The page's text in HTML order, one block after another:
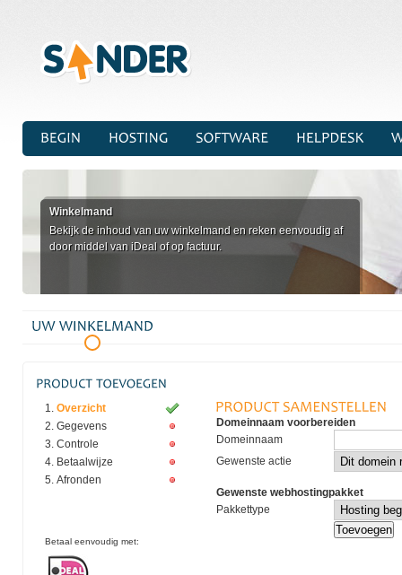
Winkelmand
Bekijk de inhoud van uw winkelmand en reken eenvoudig af
door middel van iDeal of op factuur.
Overzicht
Gegevens
Controle
Betaalwijze
Afronden
Betaal eenvoudig met:
Domeinnaam voorbereiden
Domeinnaam
Gewenste actie
Gewenste webhostingpakket
Pakkettype